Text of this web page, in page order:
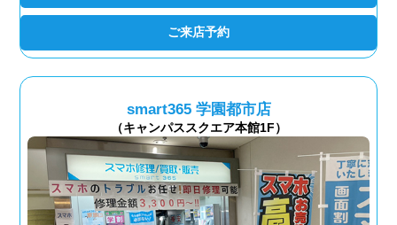
ご来店予約
smart365 学園都市店
（キャンパススクエア本館1F）